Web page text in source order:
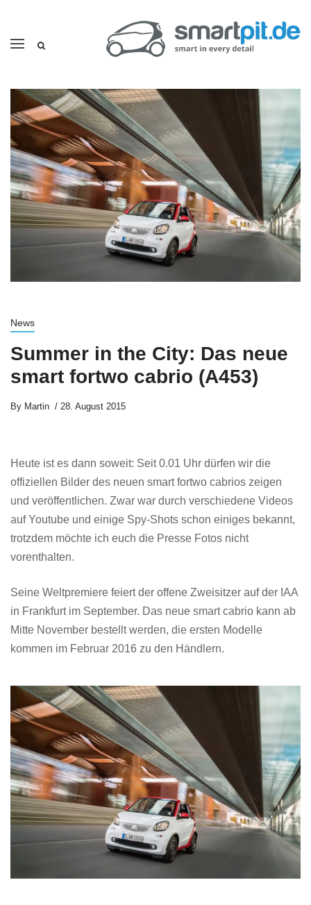
News
Summer in the City: Das neue
smart fortwo cabrio (A453)
By Martin 28. August 2015
Heute ist es dann soweit: Seit 0.01 Uhr dürfen wir die
offiziellen Bilder des neuen smart fortwo cabrios zeigen
und veröffentlichen. Zwar war durch verschiedene Videos
auf Youtube und einige Spy-Shots schon einiges bekannt,
trotzdem möchte ich euch die Presse Fotos nicht
vorenthalten.
Seine Weltpremiere feiert der offene Zweisitzer auf der IAA
in Frankfurt im September. Das neue smart cabrio kann ab
Mitte November bestellt werden, die ersten Modelle
kommen im Februar 2016 zu den Händlern.